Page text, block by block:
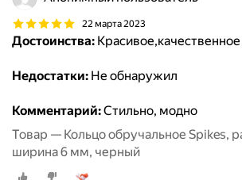
22 марта 2023
Достоинства: Красивое,качественное
Недостатки: Не обнаружил
Комментарий:Стильно, модно
Товар — Кольцо обручальное Spikes,
ширина 6 мм, черный